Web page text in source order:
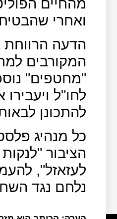
ואחרי
הדעה הרווחת
המקורבים
"מחטפים"
לחו"ל
להתכונן
כל מנהיג
הציבור
לעזאזל",
נלחם נגד